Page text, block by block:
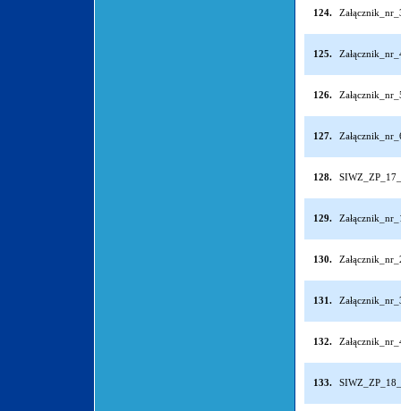
124.
125.
126.
127.
128.
129.
130.
131.
132.
133.